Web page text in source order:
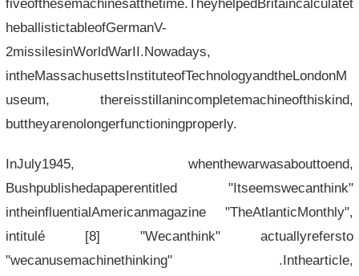
fiveofthesemachinesatthetime.TheyhelpedBritaincalculatet
heballistictableofGermanV-
2missilesinWorldWarII.Nowadays,
intheMassachusettsInstituteofTechnologyandtheLondonM
useum, thereisstillanincompletemachineofthiskind,
buttheyarenolongerfunctioningproperly.
InJuly1945, whenthewarwasabouttoend,
Bushpublishedapaperentitled "Itseemswecanthink"
intheinfluentialAmericanmagazine "TheAtlanticMonthly",
intitulé [8] "Wecanthink" actuallyrefersto
"wecanusemachinethinking" .Inthearticle,